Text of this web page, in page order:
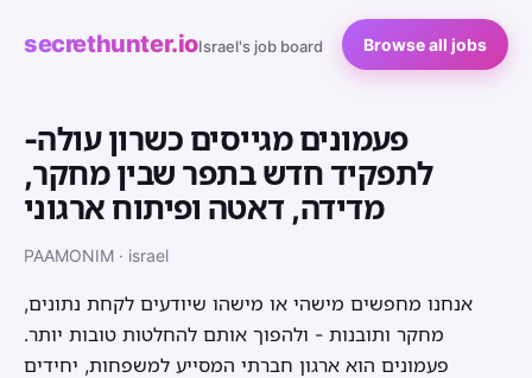
secrethunter.ioIsrael's job board Browse all jobs
פעמונים מגייסים כשרון עולה-
לתפקיד חדש בתפר שבין מחקר,
מדידה, דאטה ופיתוח ארגוני
PAAMONIM · israel
אנחנו מחפשים מישהי או מישהו שיודעים לקחת נתונים,
מחקר ותובנות - ולהפוך אותם להחלטות טובות יותר.
פעמונים הוא ארגון חברתי המסייע למשפחות, יחידים